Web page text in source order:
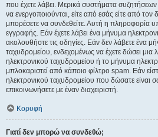
που έχετε λάβει. Μερικά συστήματα συζητήσεων
να ενεργοποιούνται, είτε από εσάς είτε από τον
μπορέσετε να συνδεθείτε. Αυτή η πληροφορία
εγγραφής. Εάν έχετε λάβει ένα μήνυμα
ακολουθήστε τις οδηγίες. Εάν δεν λάβετε ένα
ταχυδρομείου, ενδεχομένως να έχετε δώσει μια
ηλεκτρονικού ταχυδρομείου ή το μήνυμα
μπλοκαριστεί από κάποιο φίλτρο spam. Εάν
ηλεκτρονικού ταχυδρομείου που δώσατε
επικοινωνήσετε με έναν διαχειριστή.
Κορυφή
Γιατί δεν μπορώ να συνδεθώ;